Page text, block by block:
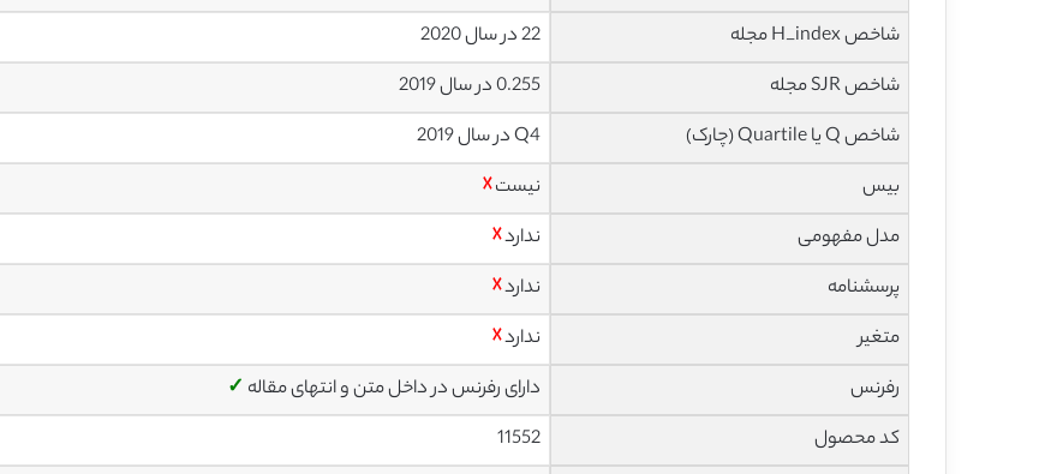
شاخص H_index مجله
22 در سال 2020
شاخص SJR مجله
0.255 در سال 2019
شاخص Q یا Quartile (چارک)
Q4 در سال 2019
بیس
نیست☓
مدل مفهومی
ندارد☓
پرسشنامه
ندارد☓
متغیر
ندارد☓
رفرنس
دارای رفرنس در داخل متن و انتهای مقاله ✓
کد محصول
11552